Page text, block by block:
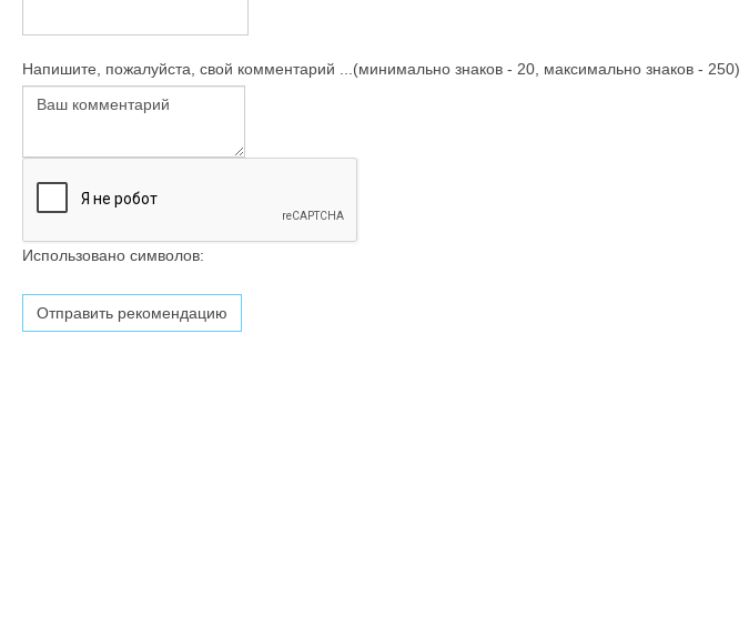
Напишите, пожалуйста, свой комментарий ...(минимально знаков - 20, максимально знаков - 250)
Использовано символов: